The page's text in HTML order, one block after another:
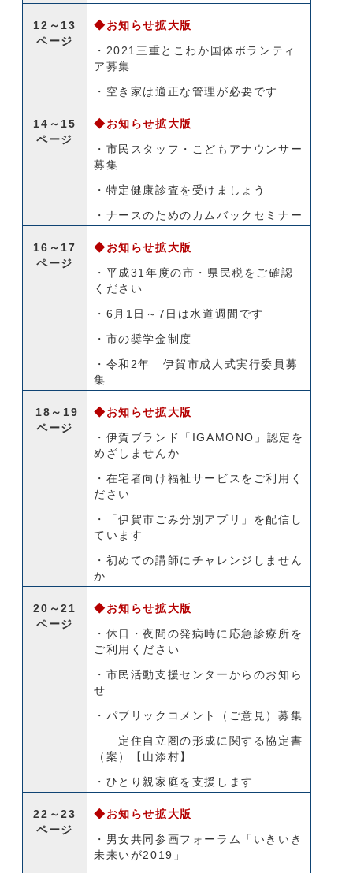
12～13
ページ
◆お知らせ拡大版
・2021三重とこわか国体ボランティ
ア募集
・空き家は適正な管理が必要です
14～15
ページ
◆お知らせ拡大版
・市民スタッフ・こどもアナウンサー
募集
・特定健康診査を受けましょう
・ナースのためのカムバックセミナー
16～17
ページ
◆お知らせ拡大版
・平成31年度の市・県民税をご確認
ください
・6月1日～7日は水道週間です
・市の奨学金制度
・令和2年 伊賀市成人式実行委員募
集
18～19
ページ
◆お知らせ拡大版
・伊賀ブランド「IGAMONO」認定を
めざしませんか
・在宅者向け福祉サービスをご利用く
ださい
・「伊賀市ごみ分別アプリ」を配信し
ています
・初めての講師にチャレンジしません
か
20～21
ページ
◆お知らせ拡大版
・休日・夜間の発病時に応急診療所を
ご利用ください
・市民活動支援センターからのお知ら
せ
・パブリックコメント（ご意見）募集
定住自立圏の形成に関する協定書
（案）【山添村】
・ひとり親家庭を支援します
22～23
ページ
◆お知らせ拡大版
・男女共同参画フォーラム「いきいき
未来いが2019」